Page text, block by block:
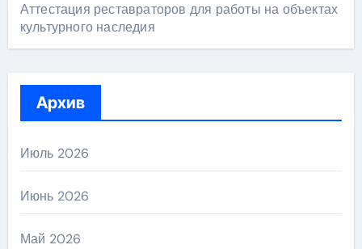
Аттестация реставраторов для работы на объектах
культурного наследия
Архив
Июль 2026
Июнь 2026
Май 2026